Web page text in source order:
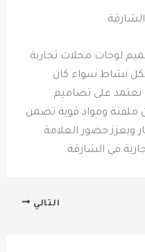
لوحات محلات تجارية
نشاط سواء كان
نعتمد على تصاميم
ملفتة ومواد قوية تضمن
ويعزز حضور العلامة
في الشارقة
التالي